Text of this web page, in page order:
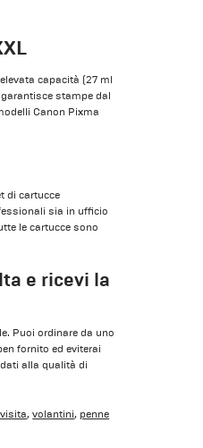
capacità (27 ml
stampe dal
Canon Pixma
di cartucce
sia in ufficio
le cartucce sono
e ricevi la
Puoi ordinare da uno
fornito ed eviterai
alla qualità di
,volantini, penne